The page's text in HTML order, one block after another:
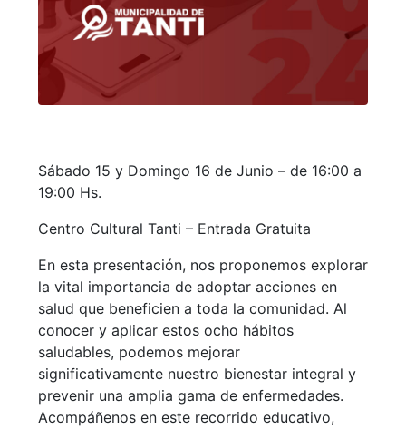
Sábado 15 y Domingo 16 de Junio – de 16:00 a
19:00 Hs.
Centro Cultural Tanti – Entrada Gratuita
En esta presentación, nos proponemos explorar
la vital importancia de adoptar acciones en
salud que beneficien a toda la comunidad. Al
conocer y aplicar estos ocho hábitos
saludables, podemos mejorar
significativamente nuestro bienestar integral y
prevenir una amplia gama de enfermedades.
Acompáñenos en este recorrido educativo,